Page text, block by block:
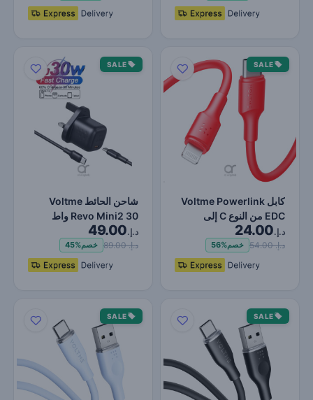
SALE
كابل Voltme Powerlink
EDC من النوع C إلى
Lightning - شحن فائق
ال…
د.إ.24.00
د.إ. 54.00 خصم56%
SALE
شاحن الحائط Voltme
Revo Mini2 30 واط
شحن سر…
د.إ.49.00
د.إ. 89.00 خصم45%
SALE
SALE